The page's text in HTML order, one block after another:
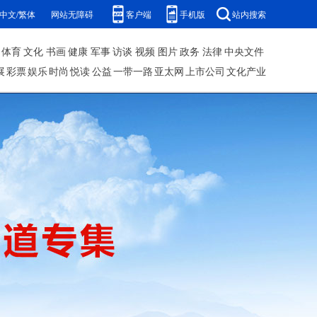
中文/繁体 网站无障碍 客户端 手机版 站内搜索
体育文化 书画健康 军事访谈 视频 图片政务 法律中央文件
彩票娱乐时尚 悦读公益一带一路 亚太网上市公司 文化产业